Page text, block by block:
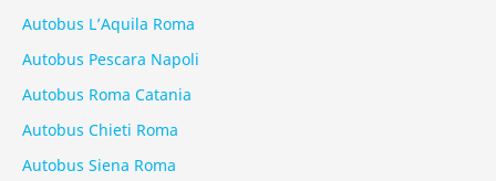
Autobus L’Aquila Roma
Autobus Pescara Napoli
Autobus Roma Catania
Autobus Chieti Roma
Autobus Siena Roma